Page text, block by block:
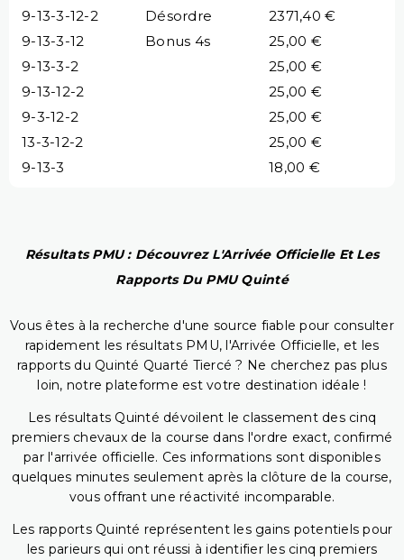
9-13-3-12-2
Désordre
2371,40 €
9-13-3-12
Bonus 4s
25,00 €
9-13-3-2
25,00 €
9-13-12-2
25,00 €
9-3-12-2
25,00 €
13-3-12-2
25,00 €
9-13-3
18,00 €
Résultats PMU : Découvrez L'Arrivée Officielle Et Les
Rapports Du PMU Quinté
Vous êtes à la recherche d'une source fiable pour consulter
rapidement les résultats PMU, l'Arrivée Officielle, et les
rapports du Quinté Quarté Tiercé ? Ne cherchez pas plus
loin, notre plateforme est votre destination idéale !
Les résultats Quinté dévoilent le classement des cinq
premiers chevaux de la course dans l'ordre exact, confirmé
par l'arrivée officielle. Ces informations sont disponibles
quelques minutes seulement après la clôture de la course,
vous offrant une réactivité incomparable.
Les rapports Quinté représentent les gains potentiels pour
les parieurs qui ont réussi à identifier les cinq premiers